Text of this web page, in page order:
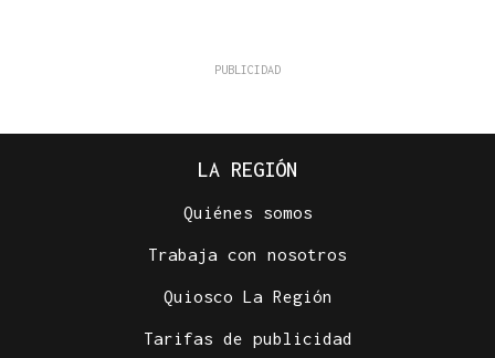
LA REGIÓN
Quiénes somos
Trabaja con nosotros
Quiosco La Región
Tarifas de publicidad